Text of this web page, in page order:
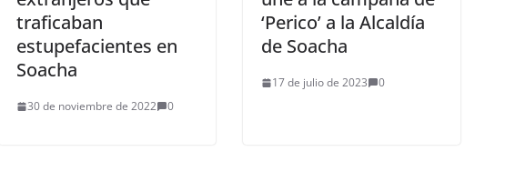
traficaban
estupefacientes en
Soacha
30 de noviembre de 2022 0
‘Perico’ a la Alcaldía
de Soacha
17 de julio de 2023 0